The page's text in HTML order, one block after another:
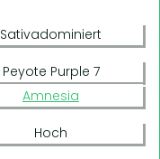
Sativadominiert
Peyote Purple 7
Amnesia
Hoch